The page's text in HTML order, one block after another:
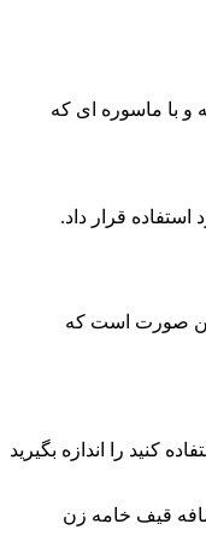
و با ماسوره ای که
قرار داد.
این صورت است که
کنید را اندازه بگیرید
قیف خامه زن